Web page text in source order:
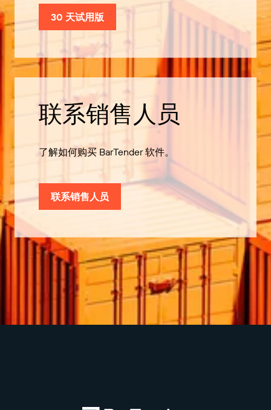
30 天试用版
联系销售人员
了解如何购买 BarTender 软件。
联系销售人员